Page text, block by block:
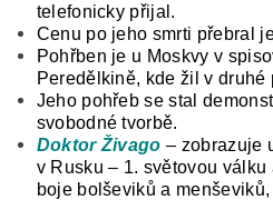
telefonicky přijal.
Cenu po jeho smrti přebral
Pohřben je u Moskvy v
Peredělkině, kde žil v druhé
Jeho pohřeb se stal
svobodné tvorbě.
Doktor Živago– zobrazuje
v Rusku – 1. světovou
boje bolševiků a